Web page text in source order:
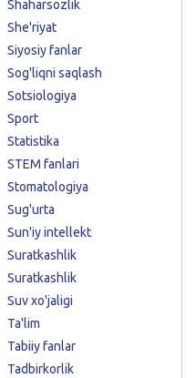
Shaharsozlik
She'riyat
Siyosiy fanlar
Sog'liqni saqlash
Sotsiologiya
Sport
Statistika
STEM fanlari
Stomatologiya
Sug'urta
Sun'iy intellekt
Suratkashlik
Suratkashlik
Suv xo'jaligi
Ta'lim
Tabiiy fanlar
Tadbirkorlik